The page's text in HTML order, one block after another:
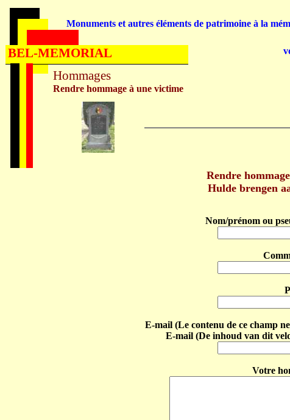
Rendre
Hulde brengen
Nom/prénom ou
E-mail (Le contenu de ce champ
E-mail (De inhoud van dit
Votre
Hommages
Rendre hommage à une victime
Monuments et autres éléments de patrimoine à la
BEL-MEMORIAL